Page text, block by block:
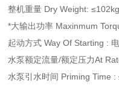
整机重量 Dry Weight:
*大输出功率 Maxinmum
起动方式 Way Of Starting :
水泵额定流量/额定压力At
水泵引水时间 Priming Time :